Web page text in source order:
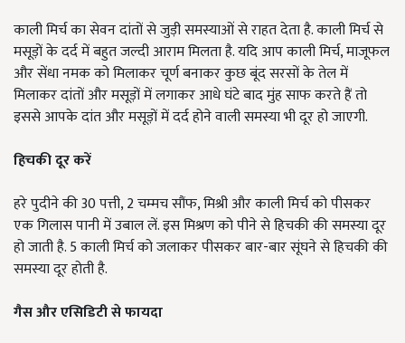
काली मिर्च का सेवन दांतों से जुड़ी समस्याओं से राहत देता है. काली मिर्च से
मसूड़ों के दर्द में बहुत जल्दी आराम मिलता है. यदि आप काली मिर्च, माजूफल
और सेंधा नमक को मिलाकर चूर्ण बनाकर कुछ बूंद सरसों के तेल में
मिलाकर दांतों और मसूड़ों में लगाकर आधे घंटे बाद मुंह साफ करते हैं तो
इससे आपके दांत और मसूड़ों में दर्द होने वाली समस्या भी दूर हो जाएगी.
हिचकी दूर करें
हरे पुदीने की 30 पत्ती, 2 चम्मच सौंफ, मिश्री और काली मिर्च को पीसकर
एक गिलास पानी में उबाल लें. इस मिश्रण को पीने से हिचकी की समस्या दूर
हो जाती है. 5 काली मिर्च को जलाकर पीसकर बार-बार सूंघने से हिचकी की
समस्या दूर होती है.
गैस और एसिडिटी से फायदा